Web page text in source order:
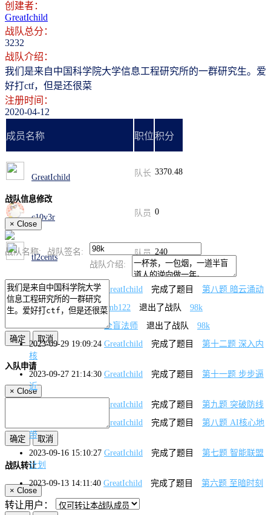
创建者：
GreatIchild
战队总分：
3232
战队介绍：
我们是来自中国科学院大学信息工程研究所的一群研究生。爱
好打ctf，但是还很菜
注册时间：
2020-04-12
成员名称 职位积分
GreatIchild 队长 3370.48
c10v3r 队员 0
tl2cents 队员 240
2025-08-29 17:31:55 GreatIchild 完成了题目
第八题 暗云涌动
2024-02-03 21:34:33 rmb122 退出了战队
98k
2024-02-03 14:30:48 全盲法师 退出了战队
98k
2023-09-29 19:09:24 GreatIchild 完成了题目
第十二题 深入内
核
2023-09-27 21:14:30 GreatIchild 完成了题目
第十一题 步步逼
近
GreatIchild 完成了题目
第九题 突破防线
GreatIchild 完成了题目
第八题 AI核心地
带
2023-09-16 15:10:27 GreatIchild 完成了题目
第七题 智能联盟
计划
2023-09-13 14:11:40 GreatIchild 完成了题目
第六题 至暗时刻
2023-09-11 20:25:42 GreatIchild
战队信息修改
× Close
战队名称:
战队签名:
战队介绍:
入队申请
× Close
战队转让
× Close
转让用户：